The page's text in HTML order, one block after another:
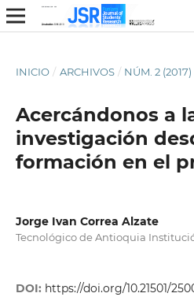
INICIO / ARCHIVOS / NÚM. 2 (2017)
Acercándonos a
investigación
formación en el
Jorge Ivan Correa Alzate
Tecnológico de Antioquia
DOI: https://doi.org/10.21501/